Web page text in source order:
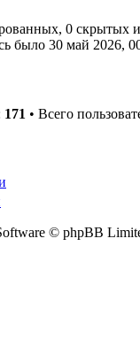
0 скрытых
было 30 май 2026,
171 • Всего
© phpBB